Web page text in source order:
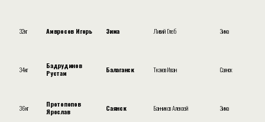
32кг Амвросов Игорь Зима Ливий Глеб Зима
34кг
Бадрудинов
Рустам
Балаганск Ткачев Иван Саянск
36кг
Протопопов
Ярослав
Саянск Банников Алексей Зима